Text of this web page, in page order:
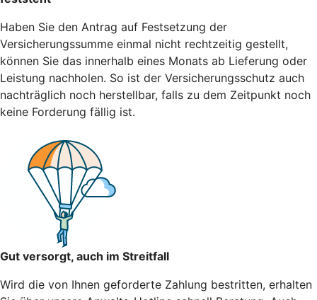
Haben Sie den Antrag auf Festsetzung der
Versicherungssumme einmal nicht rechtzeitig gestellt,
können Sie das innerhalb eines Monats ab Lieferung oder
Leistung nachholen. So ist der Versicherungsschutz auch
nachträglich noch herstellbar, falls zu dem Zeitpunkt noch
keine Forderung fällig ist.
Gut versorgt, auch im Streitfall
Wird die von Ihnen geforderte Zahlung bestritten, erhalten